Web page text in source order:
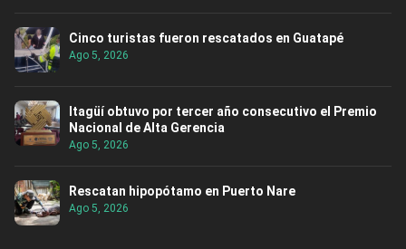
Cinco turistas fueron rescatados en Guatapé
Ago 5, 2026
Itagüí obtuvo por tercer año consecutivo el Premio
Nacional de Alta Gerencia
Ago 5, 2026
Rescatan hipopótamo en Puerto Nare
Ago 5, 2026